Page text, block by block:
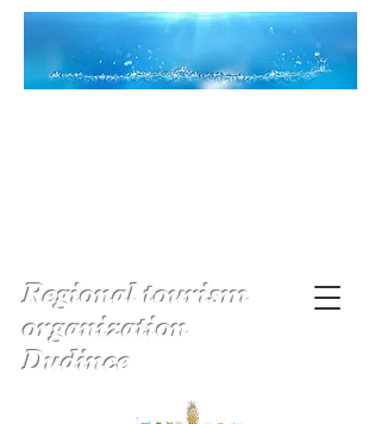
Regional tourism
organization
Dudince